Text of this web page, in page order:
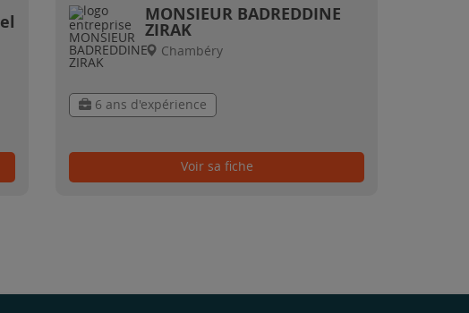
MONSIEUR BADREDDINE
ZIRAK
Chambéry
6 ans d'expérience
Voir sa fiche